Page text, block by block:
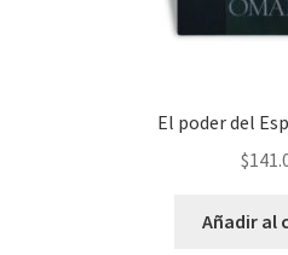
El poder del
$
Añadir al